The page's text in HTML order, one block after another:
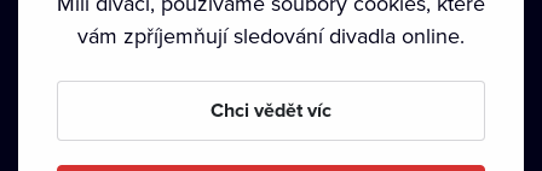
Podmínky používání • Ochrana soukromí • Zásady používání
• Autorská práva•
vám zpříjemňují sledování divadla online.
Chci vědět víc